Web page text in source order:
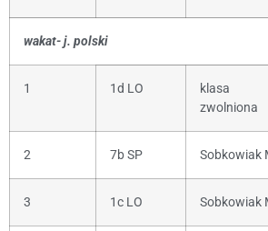
wakat- j. polski
1 1d LO
klasa
zwolniona
2 7b SP Sobkowiak
3 1c LO Sobkowiak